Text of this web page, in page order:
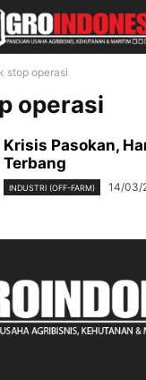
stop operasi
operasi
Krisis Pasokan,
Terbang
INDUSTRI (OFF-FARM) 14/03/